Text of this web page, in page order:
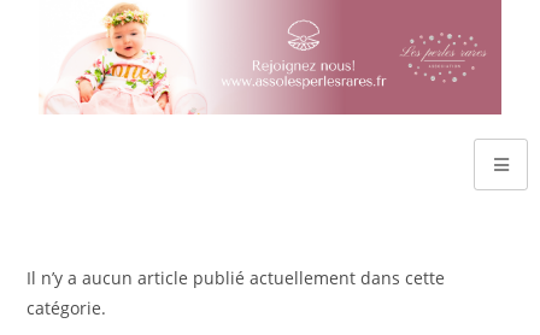
Il n’y a aucun article publié actuellement dans cette
catégorie.